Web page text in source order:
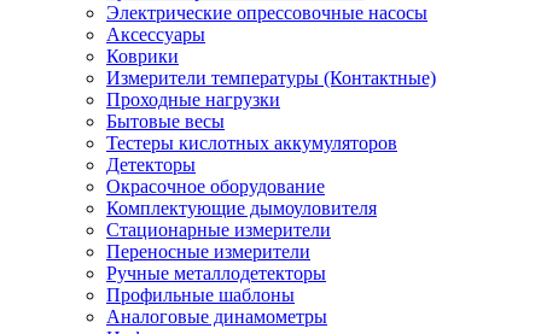
Электрические опрессовочные насосы
Аксессуары
Коврики
Измерители температуры (Контактные)
Проходные нагрузки
Бытовые весы
Тестеры кислотных аккумуляторов
Детекторы
Окрасочное оборудование
Комплектующие дымоуловителя
Стационарные измерители
Переносные измерители
Ручные металлодетекторы
Профильные шаблоны
Аналоговые динамометры